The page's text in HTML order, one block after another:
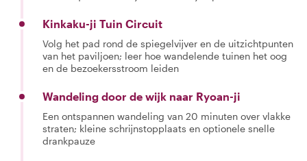
Kinkaku-ji Tuin Circuit
Volg het pad rond de spiegelvijver en de uitzichtpunten
van het paviljoen; leer hoe wandelende tuinen het oog
en de bezoekersstroom leiden
Wandeling door de wijk naar Ryoan-ji
Een ontspannen wandeling van 20 minuten over vlakke
straten; kleine schrijnstopplaats en optionele snelle
drankpauze